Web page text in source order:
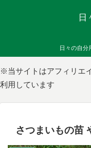
日
日々の自分
※当サイトはアフィリエ
利用しています
さつまいもの苗